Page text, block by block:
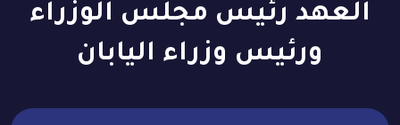
العهد رئيس مجلس الوزراء
ورئيس وزراء اليابان